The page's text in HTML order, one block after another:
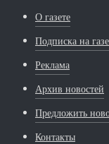
О газете
Подписка на
Реклама
Архив новостей
Предложить
Контакты